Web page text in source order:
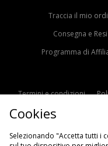
Traccia il mio
Consegna e Resi
Programma di
Termini e condizioni
Cookies
Selezionando "Accetta tutti i